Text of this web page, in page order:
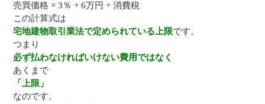
売買価格 × 3％ + 6万円 + 消費税
この計算式は
宅地建物取引業法で定められている上限です。
つまり
必ず払わなければいけない費用ではなく
あくまで
「上限」
なのです。